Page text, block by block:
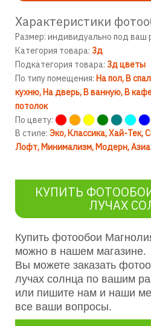
Характеристики
Размер: индивидуально под ваш
Категория товара: 3д
Подкатегория товара: 3д цветы
По типу помещения: На пол В
кухню На дверь В ванную В
потолок
По цвету:
В стиле: Эко Классика Хай-Тек
Лофт Минимализм Модерн
КУПИТЬ
ЛУЧАХ
Купить фотообои
можно в нашем магазине.
Вы можете заказать
лучах солнца по вашим
или пишите нам и наши
все ваши вопросы.